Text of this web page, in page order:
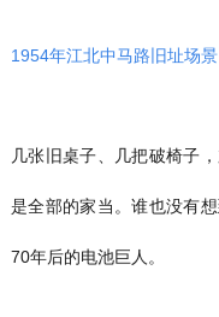
1954年江北中马路旧址场景
几张旧桌子、几把破椅子
是全部的家当。谁也没有
70年后的电池巨人。